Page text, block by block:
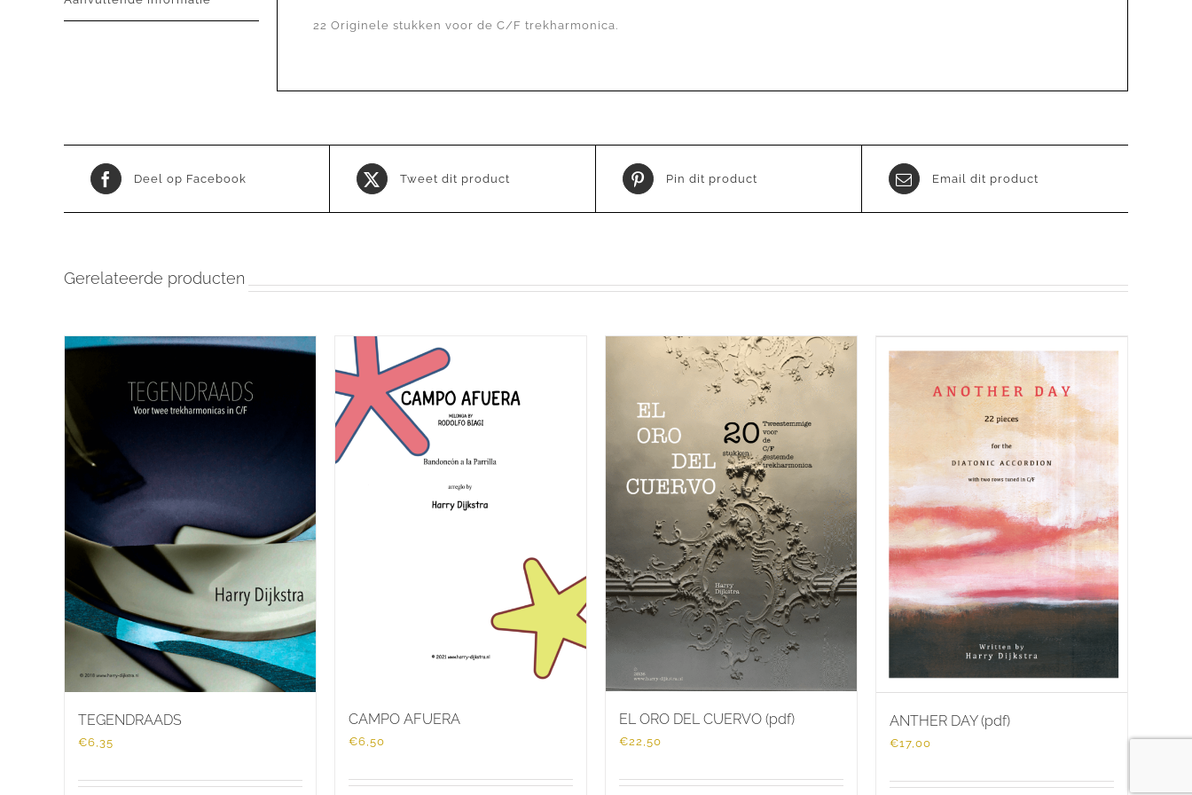
22 Originele stukken voor de C/F trekharmonica.
Deel op Facebook Tweet dit product Pin dit product Email dit product
Gerelateerde producten
TEGENDRAADS
€6,35
CAMPO AFUERA
€6,50
EL ORO DEL CUERVO (pdf)
€22,50
ANTHER DAY (pdf)
€17,00